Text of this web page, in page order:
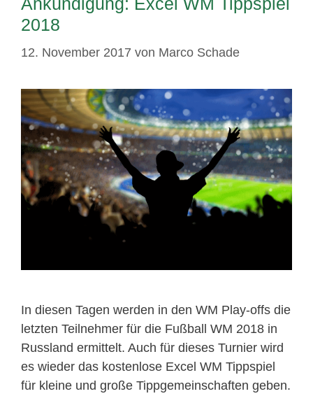
2018
12. November 2017 von Marco Schade
In diesen Tagen werden in den WM Play-offs die
letzten Teilnehmer für die Fußball WM 2018 in
Russland ermittelt. Auch für dieses Turnier wird
es wieder das kostenlose Excel WM Tippspiel
für kleine und große Tippgemeinschaften geben.